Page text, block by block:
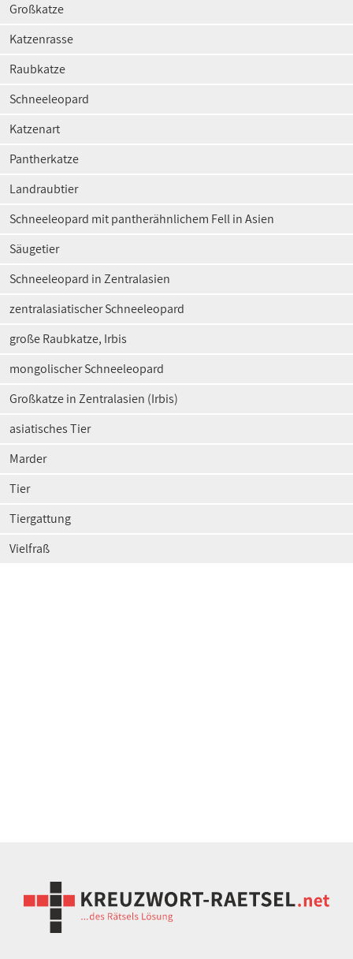
Großkatze
Katzenrasse
Raubkatze
Schneeleopard
Katzenart
Pantherkatze
Landraubtier
Schneeleopard mit pantherähnlichem Fell in Asien
Säugetier
Schneeleopard in Zentralasien
zentralasiatischer Schneeleopard
große Raubkatze, Irbis
mongolischer Schneeleopard
Großkatze in Zentralasien (Irbis)
asiatisches Tier
Marder
Tier
Tiergattung
Vielfraß